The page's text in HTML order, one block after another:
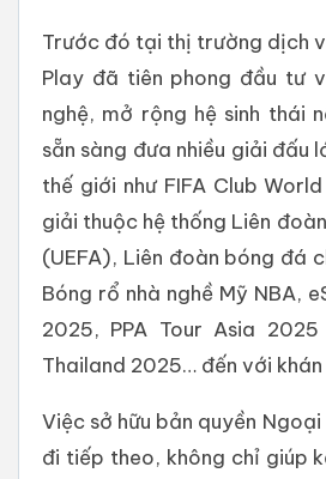
Trước đó tại thị trường dịch
Play đã tiên phong đầu tư
nghệ, mở rộng hệ sinh thái
sẵn sàng đưa nhiều giải đấu
thế giới như FIFA Club
giải thuộc hệ thống Liên
(UEFA), Liên đoàn bóng đá
Bóng rổ nhà nghề Mỹ NBA,
2025, PPA Tour Asia 2025
Thailand 2025… đến với
Việc sở hữu bản quyền
đi tiếp theo, không chỉ giúp